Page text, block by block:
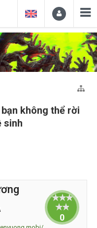
không thể rời
sinh
0